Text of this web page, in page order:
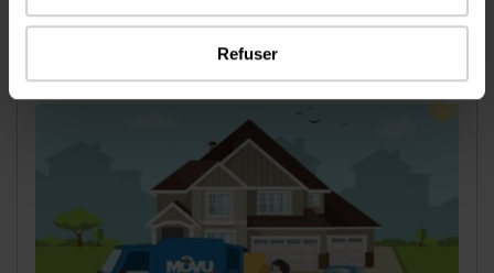
Refuser
Articles qui pourraient vous intéresser